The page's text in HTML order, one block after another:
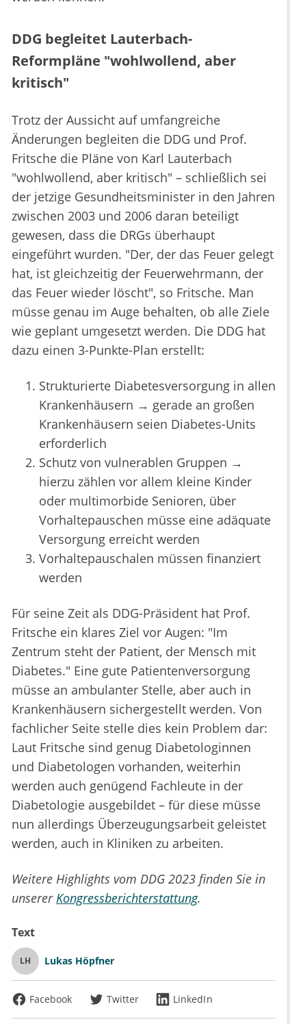
DDG begleitet Lauterbach-
Reformpläne "wohlwollend, aber
kritisch"
Trotz der Aussicht auf umfangreiche
Änderungen begleiten die DDG und Prof.
Fritsche die Pläne von Karl Lauterbach
"wohlwollend, aber kritisch" – schließlich sei
der jetzige Gesundheitsminister in den Jahren
zwischen 2003 und 2006 daran beteiligt
gewesen, dass die DRGs überhaupt
eingeführt wurden. "Der, der das Feuer gelegt
hat, ist gleichzeitig der Feuerwehrmann, der
das Feuer wieder löscht", so Fritsche. Man
müsse genau im Auge behalten, ob alle Ziele
wie geplant umgesetzt werden. Die DDG hat
dazu einen 3-Punkte-Plan erstellt:
Strukturierte Diabetesversorgung in allen
Krankenhäusern → gerade an großen
Krankenhäusern seien Diabetes-Units
erforderlich
Schutz von vulnerablen Gruppen →
hierzu zählen vor allem kleine Kinder
oder multimorbide Senioren, über
Vorhaltepauschen müsse eine adäquate
Versorgung erreicht werden
Vorhaltepauschalen müssen finanziert
werden
Für seine Zeit als DDG-Präsident hat Prof.
Fritsche ein klares Ziel vor Augen: "Im
Zentrum steht der Patient, der Mensch mit
Diabetes." Eine gute Patientenversorgung
müsse an ambulanter Stelle, aber auch in
Krankenhäusern sichergestellt werden. Von
fachlicher Seite stelle dies kein Problem dar:
Laut Fritsche sind genug Diabetologinnen
und Diabetologen vorhanden, weiterhin
werden auch genügend Fachleute in der
Diabetologie ausgebildet – für diese müsse
nun allerdings Überzeugungsarbeit geleistet
werden, auch in Kliniken zu arbeiten.
Weitere Highlights vom DDG 2023 finden Sie in
unsererKongressberichterstattung.
Text
LH Lukas Höpfner
Facebook Twitter LinkedIn